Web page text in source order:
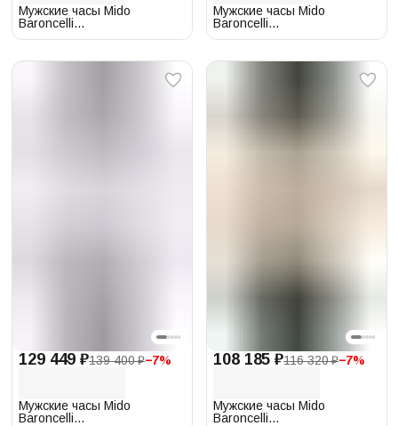
Мужские часы Mido
Baroncelli
M027.426.36.018.00
Мужские часы Mido
Baroncelli
M027.426.22.088.00
129 449 ₽139 400 ₽−7%
Мужские часы Mido
Baroncelli
108 185 ₽116 320 ₽−7%
Мужские часы Mido
Baroncelli